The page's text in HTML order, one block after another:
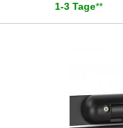
1-3 Tage**